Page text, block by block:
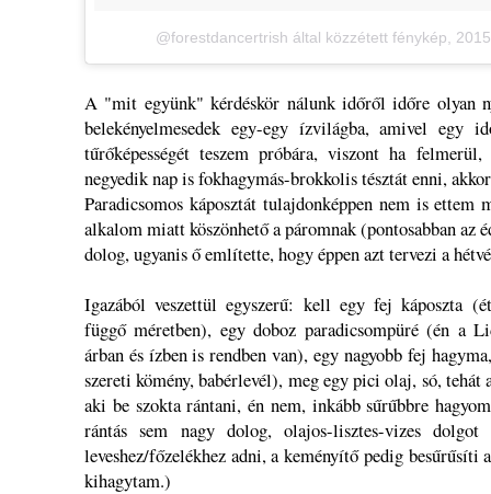
@forestdancertrish által közzétett fénykép
A "mit együnk" kérdéskör nálunk időről időre olyan
belekényelmesedek egy-egy ízvilágba, amivel egy
tűrőképességét teszem próbára, viszont ha
negyedik nap is fokhagymás-brokkolis tésztát enni,
Paradicsomos káposztát tulajdonképpen nem is ettem
alkalom miatt köszönhető a páromnak (pontosabban az
dolog, ugyanis ő említette, hogy éppen azt tervezi a
Igazából veszettül egyszerű: kell egy fej káposzta
függő méretben), egy doboz paradicsompüré (én a
árban és ízben is rendben van), egy nagyobb fej
szereti kömény, babérlevél), meg egy pici olaj, só, tehát
aki be szokta rántani, én nem, inkább sűrűbbre
rántás sem nagy dolog, olajos-lisztes-vizes
leveshez/főzelékhez adni, a keményítő pedig
kihagytam.)